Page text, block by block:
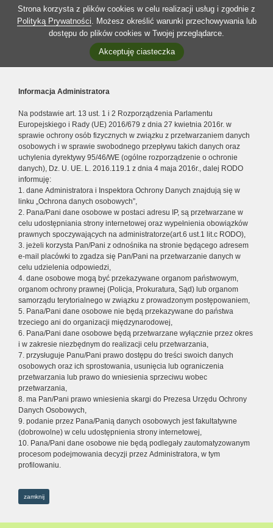
Strona korzysta z plików cookies w celu realizacji usług i zgodnie z
Polityką Prywatności. Możesz określić warunki przechowywania lub
dostępu do plików cookies w Twojej przeglądarce.
Akceptuję ciasteczka
Informacja Administratora
Na podstawie art. 13 ust. 1 i 2 Rozporządzenia Parlamentu
Europejskiego i Rady (UE) 2016/679 z dnia 27 kwietnia 2016r. w
sprawie ochrony osób fizycznych w związku z przetwarzaniem danych
osobowych i w sprawie swobodnego przepływu takich danych oraz
uchylenia dyrektywy 95/46/WE (ogólne rozporządzenie o ochronie
danych), Dz. U. UE. L. 2016.119.1 z dnia 4 maja 2016r., dalej RODO
informuję:
1. dane Administratora i Inspektora Ochrony Danych znajdują się w
linku „Ochrona danych osobowych”,
2. Pana/Pani dane osobowe w postaci adresu IP, są przetwarzane w
celu udostępniania strony internetowej oraz wypełnienia obowiązków
prawnych spoczywających na administratorze(art.6 ust.1 lit.c RODO),
3. jeżeli korzysta Pan/Pani z odnośnika na stronie będącego adresem
e-mail placówki to zgadza się Pan/Pani na przetwarzanie danych w
celu udzielenia odpowiedzi,
4. dane osobowe mogą być przekazywane organom państwowym,
organom ochrony prawnej (Policja, Prokuratura, Sąd) lub organom
samorządu terytorialnego w związku z prowadzonym postępowaniem,
5. Pana/Pani dane osobowe nie będą przekazywane do państwa
trzeciego ani do organizacji międzynarodowej,
6. Pana/Pani dane osobowe będą przetwarzane wyłącznie przez okres
i w zakresie niezbędnym do realizacji celu przetwarzania,
7. przysługuje Panu/Pani prawo dostępu do treści swoich danych
osobowych oraz ich sprostowania, usunięcia lub ograniczenia
przetwarzania lub prawo do wniesienia sprzeciwu wobec
przetwarzania,
8. ma Pan/Pani prawo wniesienia skargi do Prezesa Urzędu Ochrony
Danych Osobowych,
9. podanie przez Pana/Panią danych osobowych jest fakultatywne
(dobrowolne) w celu udostępnienia strony internetowej,
10. Pana/Pani dane osobowe nie będą podlegały zautomatyzowanym
procesom podejmowania decyzji przez Administratora, w tym
profilowaniu.
zamknij